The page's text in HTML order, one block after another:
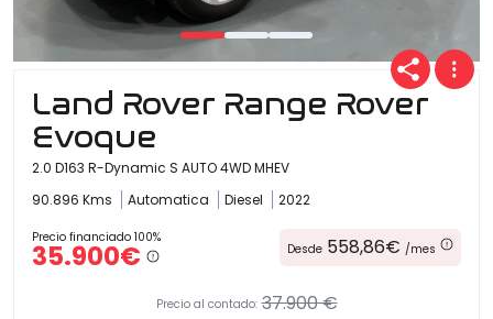
Land Rover Range Rover
Evoque
2.0 D163 R-Dynamic S AUTO 4WD MHEV
90.896 Kms
Automatica Diesel 2022
Precio financiado 100%
35.900€ Desde 558,86€ /mes
Precio al contado: 37.900 €